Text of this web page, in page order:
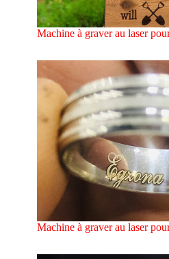
Machine à graver au laser
Machine à graver au laser